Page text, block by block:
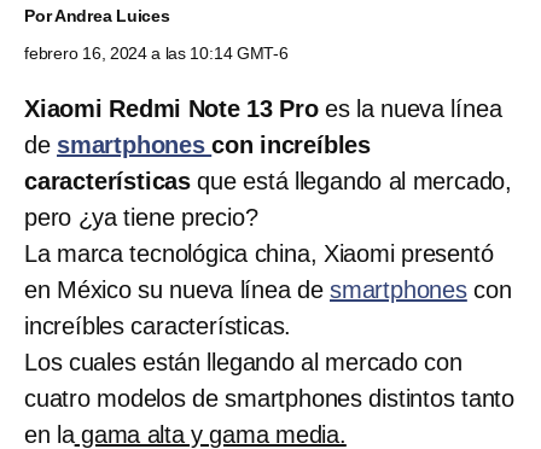
PorAndrea Luices
febrero 16, 2024 a las 10:14 GMT-6
Xiaomi Redmi Note 13 Proes la nueva línea
de smartphonescon increíbles
características que está llegando al mercado,
pero ¿ya tiene precio?
La marca tecnológica china, Xiaomi presentó
en México su nueva línea desmartphonescon
increíbles características.
Los cuales están llegando al mercado con
cuatro modelos de smartphones distintos tanto
en lagama alta y gama media.